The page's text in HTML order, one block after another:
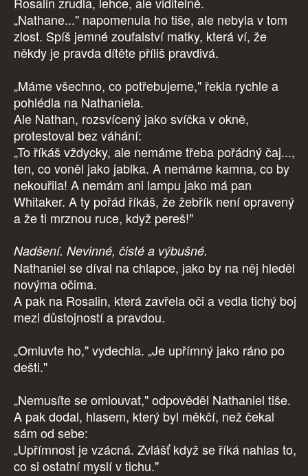
„Nathane..." napomenula ho tiše, ale nebyla v tom
zlost. Spíš jemné zoufalství matky, která ví, že
někdy je pravda dítěte příliš pravdivá.
„Máme všechno, co potřebujeme," řekla rychle a
pohlédla na Nathaniela.
Ale Nathan, rozsvícený jako svíčka v okně,
protestoval bez váhání:
„To říkáš vždycky, ale nemáme třeba pořádný čaj...,
ten, co voněl jako jablka. A nemáme kamna, co by
nekouřila! A nemám ani lampu jako má pan
Whitaker. A ty pořád říkáš, že žebřík není opravený
a že ti mrznou ruce, když pereš!"
Nadšení. Nevinné, čisté a výbušné.
Nathaniel se díval na chlapce, jako by na něj hleděl
novýma očima.
A pak na Rosalin, která zavřela oči a vedla tichý boj
mezi důstojností a pravdou.
„Omluvte ho," vydechla. „Je upřímný jako ráno po
dešti."
„Nemusíte se omlouvat," odpověděl Nathaniel tiše.
A pak dodal, hlasem, který byl měkčí, než čekal
sám od sebe:
„Upřímnost je vzácná. Zvlášť když se říká nahlas to,
co si ostatní myslí v tichu."